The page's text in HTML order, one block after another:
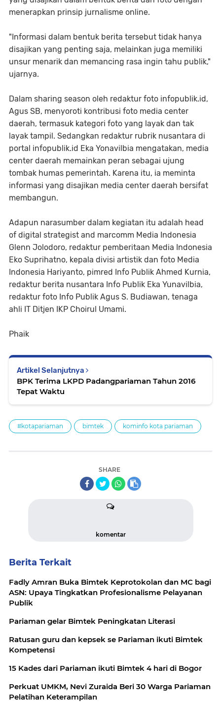
menerapkan prinsip jurnalisme online.
"Informasi dalam bentuk berita tersebut tidak hanya
disajikan yang penting saja, melainkan juga memiliki
unsur menarik dan memancing rasa ingin tahu publik,"
ujarnya.
Dalam sharing season oleh redaktur foto infopublik.id,
Agus SB, menyoroti kontribusi foto media center
daerah, termasuk kategori foto yang layak dan tak
layak tampil. Sedangkan redaktur rubrik nusantara di
portal infopublik.id Eka Yonavilbia mengatakan, media
center daerah memainkan peran sebagai ujung
tombak humas pemerintah. Karena itu, ia meminta
informasi yang disajikan media center daerah bersifat
membangun.
Adapun narasumber dalam kegiatan itu adalah head
of digital strategist and marcomm Media Indonesia
Glenn Jolodoro, redaktur pemberitaan Media Indonesia
Eko Suprihatno, kepala divisi artistik dan foto Media
Indonesia Hariyanto, pimred Info Publik Ahmed Kurnia,
redaktur berita nusantara Info Publik Eka Yunavilbia,
redaktur foto Info Publik Agus S. Budiawan, tenaga
ahli IT Ditjen IKP Choirul Umami.
Phaik
Artikel Selanjutnya
BPK Terima LKPD Padangpariaman Tahun 2016
Tepat Waktu
#kotapariaman bimtek kominfo kota pariaman
SHARE
komentar
Berita Terkait
Fadly Amran Buka Bimtek Keprotokolan dan MC bagi
ASN: Upaya Tingkatkan Profesionalisme Pelayanan
Publik
Pariaman gelar Bimtek Peningkatan Literasi
Ratusan guru dan kepsek se Pariaman ikuti Bimtek
Kompetensi
15 Kades dari Pariaman ikuti Bimtek 4 hari di Bogor
Perkuat UMKM, Nevi Zuraida Beri 30 Warga Pariaman
Pelatihan Keterampilan